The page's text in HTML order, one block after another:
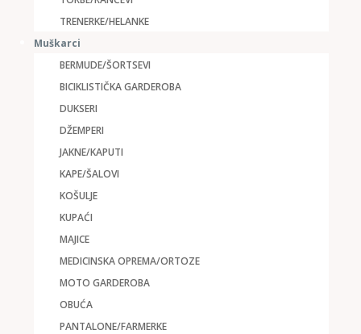
TRENERKE/HELANKE
Muškarci
BERMUDE/ŠORTSEVI
BICIKLISTIČKA GARDEROBA
DUKSERI
DŽEMPERI
JAKNE/KAPUTI
KAPE/ŠALOVI
KOŠULJE
KUPAĆI
MAJICE
MEDICINSKA OPREMA/ORTOZE
MOTO GARDEROBA
OBUĆA
PANTALONE/FARMERKE